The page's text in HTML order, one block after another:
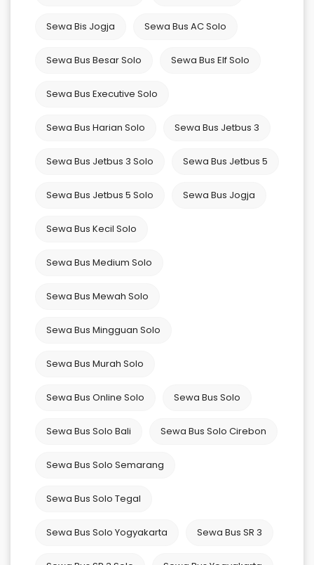
Sewa Bis Jogja Sewa Bus AC Solo
Sewa Bus Besar Solo Sewa Bus Elf Solo
Sewa Bus Executive Solo
Sewa Bus Harian Solo Sewa Bus Jetbus 3
Sewa Bus Jetbus 3 Solo Sewa Bus Jetbus 5
Sewa Bus Jetbus 5 Solo Sewa Bus Jogja
Sewa Bus Kecil Solo
Sewa Bus Medium Solo
Sewa Bus Mewah Solo
Sewa Bus Mingguan Solo
Sewa Bus Murah Solo
Sewa Bus Online Solo Sewa Bus Solo
Sewa Bus Solo Bali Sewa Bus Solo Cirebon
Sewa Bus Solo Semarang
Sewa Bus Solo Tegal
Sewa Bus Solo Yogyakarta Sewa Bus SR 3